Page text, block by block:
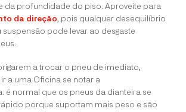
da profundidade do piso. Aproveite para
da direção, pois qualquer desequilíbrio
suspensão pode levar ao desgaste
a trocar o pneu de imediato,
a uma Oficina se notar a
é normal que os pneus da dianteira se
porque suportam mais peso e são